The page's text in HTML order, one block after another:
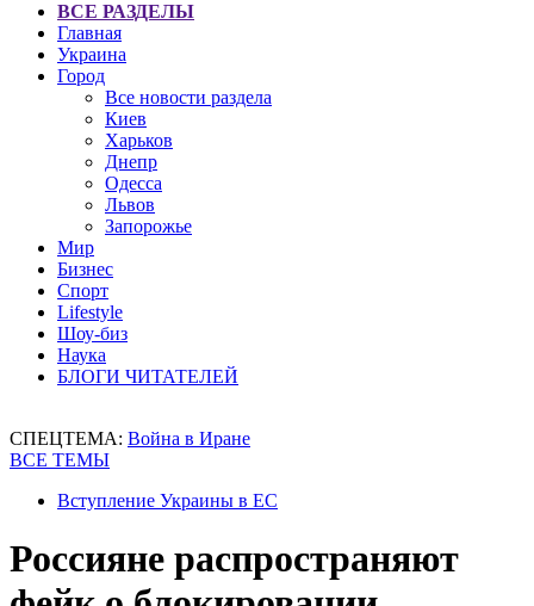
ВСЕ РАЗДЕЛЫ
Главная
Украина
Город
Все новости раздела
Киев
Харьков
Днепр
Одесса
Львов
Запорожье
Мир
Бизнес
Спорт
Lifestyle
Шоу-биз
Наука
БЛОГИ ЧИТАТЕЛЕЙ
СПЕЦТЕМА: Война в Иране
ВСЕ ТЕМЫ
Вступление Украины в ЕС
Россияне распространяют